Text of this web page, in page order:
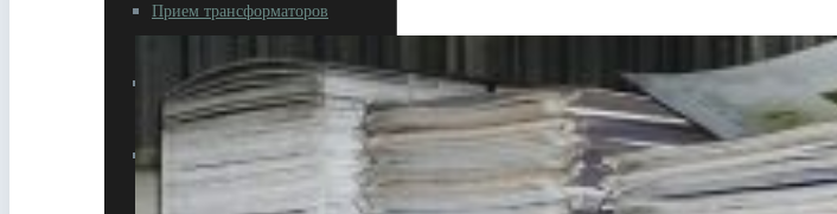
Прием трансформаторов
Холодильные компрессоров
Прием электродвигателей